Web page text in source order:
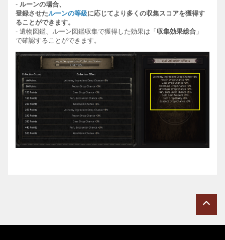
- ルーンの場合、
登録させたルーンの等級に応じてより多くの収集スコアを獲得す
ることができます。
- 遺物 図鑑、ルー ン 図鑑収集で獲得した効果は「 収集効果総合 」
で確認することができます。